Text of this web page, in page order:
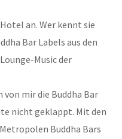
an. Wer kennt sie
Bar Labels aus den
Music der
mir die Buddha Bar
nicht geklappt. Mit den
Buddha Bars